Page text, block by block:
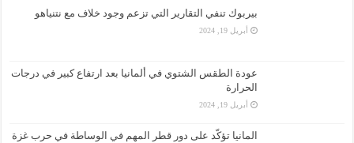
بيربوك تنفي التقارير التي تزعم وجود خلاف مع نتنياهو
أبريل 19, 2024
عودة الطقس الشتوي في ألمانيا بعد ارتفاع كبير في درجات
الحرارة
أبريل 19, 2024
المانيا تؤكّد على دور قطر المهم في الوساطة في حرب غزة